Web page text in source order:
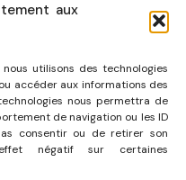
aux
utilisons des technologies
accéder aux informations des
nous permettra de
de navigation ou les ID
consentir ou de retirer son
négatif sur certaines
espaces de